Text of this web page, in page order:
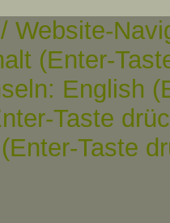
Website-
(Enter-
English
Taste
Taste